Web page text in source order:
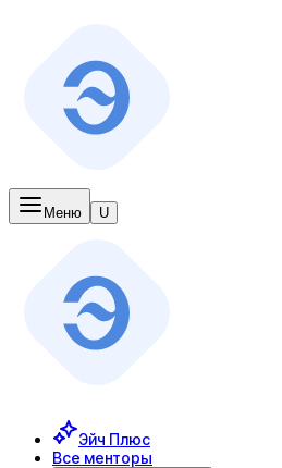
Меню U
Эйч Плюс
Все менторы